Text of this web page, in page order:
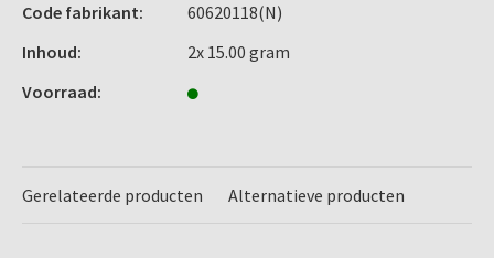
Code fabrikant:
60620118(N)
Inhoud:
2x 15.00 gram
Voorraad:
Gerelateerde producten Alternatieve producten